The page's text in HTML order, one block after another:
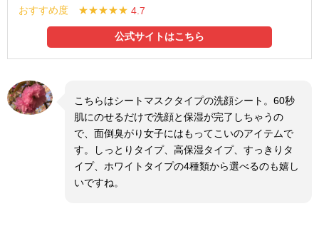
おすすめ度 ★★★★★ 4.7
公式サイトはこちら
こちらはシートマスクタイプの洗顔シート。60秒
肌にのせるだけで洗顔と保湿が完了しちゃうの
で、面倒臭がり女子にはもってこいのアイテムで
す。しっとりタイプ、高保湿タイプ、すっきりタ
イプ、ホワイトタイプの4種類から選べるのも嬉し
いですね。